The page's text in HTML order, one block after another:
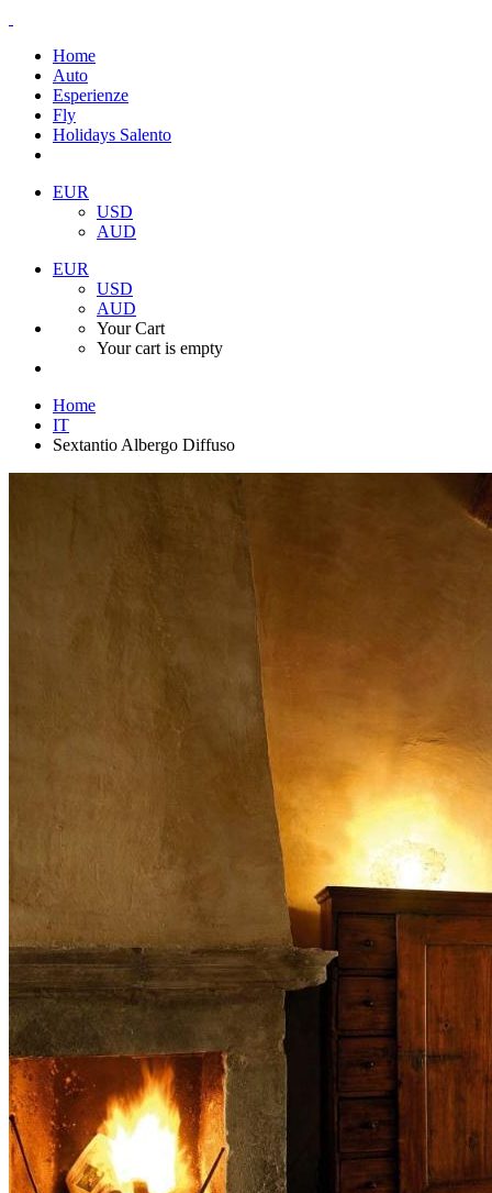
Home
Auto
Esperienze
Fly
Holidays Salento
EUR
USD
AUD
EUR
USD
AUD
Your Cart
Your cart is empty
Home
IT
Sextantio Albergo Diffuso